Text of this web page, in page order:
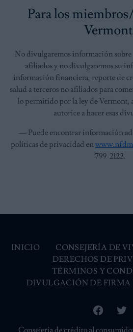
Para los
No divulgaremos información sobre
afiliados y no divulgaremos su
información financiera, reporte de
salud a terceros no afiliados para
lo permitido por la ley de Vermont,
autorice a hacer esas
— Puede encontrar información
políticas de privacidad en
799-2122.
INICIO CONSEJERÍA DE
DERECHOS DE
TÉRMINOS Y
DIVULGACIÓN DE FIRMA
Facebook